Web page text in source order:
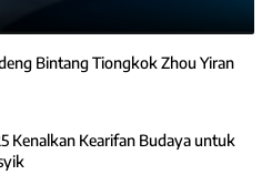
Bintang Tiongkok Zhou Yiran
Kenalkan Kearifan Budaya untuk